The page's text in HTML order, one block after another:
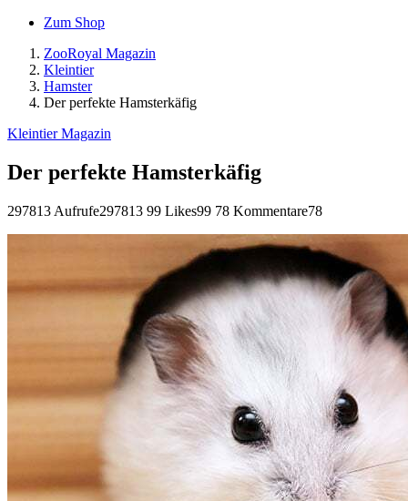
Zum Shop
ZooRoyal Magazin
Kleintier
Hamster
Der perfekte Hamsterkäfig
Kleintier Magazin
Der perfekte Hamsterkäfig
297813 Aufrufe297813 99 Likes99 78 Kommentare78